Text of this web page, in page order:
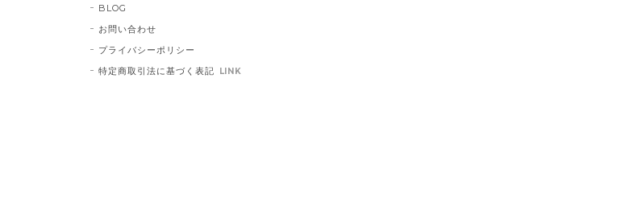
BLOG
お問い合わせ
プライバシーポリシー
特定商取引法に基づく表記
LINK